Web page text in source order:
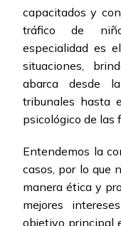
capacitados y
tráfico de
especialidad es
situaciones,
abarca desde
tribunales hasta
psicológico de las
Entendemos la
casos, por lo que
manera ética y
mejores
objetivo principal